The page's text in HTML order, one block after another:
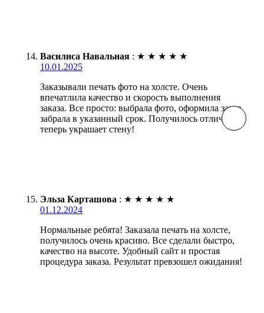
Василиса Навальная : ★ ★ ★ ★ ★
10.01.2025
Заказывали печать фото на холсте. Очень
впечатлила качество и скорость выполнения
заказа. Все просто: выбрала фото, оформила заказ,
забрала в указанный срок. Получилось отлично,
теперь украшает стену!
Эльза Карташова : ★ ★ ★ ★ ★
01.12.2024
Нормальные ребята! Заказала печать на холсте,
получилось очень красиво. Все сделали быстро,
качество на высоте. Удобный сайт и простая
процедура заказа. Результат превзошел ожидания!